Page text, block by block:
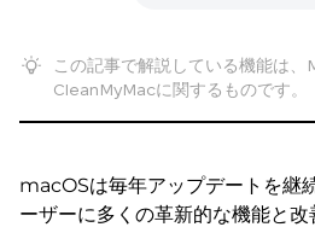
この記事で解説している機能は
CleanMyMacに関するものです。
macOSは毎年アップデートを継
ーザーに多くの革新的な機能と